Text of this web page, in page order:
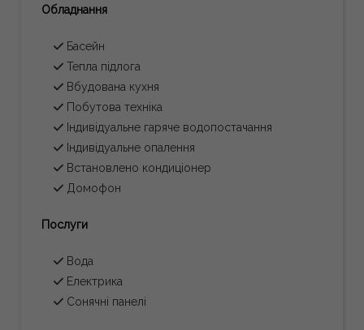
Обладнання
Басейн
Тепла підлога
Вбудована кухня
Побутова техніка
Індивідуальне гаряче водопостачання
Індивідуальне опалення
Встановлено кондиціонер
Домофон
Послуги
Вода
Електрика
Сонячні панелі